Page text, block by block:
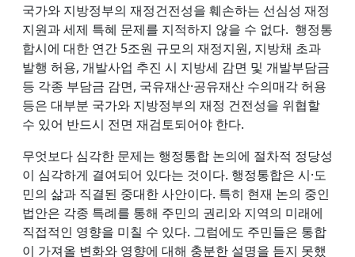
국가와 지방정부의 재정건전성을 훼손하는 선심성 재정
지원과 세제 특혜 문제를 지적하지 않을 수 없다. 행정통
합시에 대한 연간 5조원 규모의 재정지원, 지방채 초과
발행 허용, 개발사업 추진 시 지방세 감면 및 개발부담금
등 각종 부담금 감면, 국유재산·공유재산 수의매각 허용
등은 대부분 국가와 지방정부의 재정 건전성을 위협할
수 있어 반드시 전면 재검토되어야 한다.
무엇보다 심각한 문제는 행정통합 논의에 절차적 정당성
이 심각하게 결여되어 있다는 것이다. 행정통합은 시·도
민의 삶과 직결된 중대한 사안이다. 특히 현재 논의 중인
법안은 각종 특례를 통해 주민의 권리와 지역의 미래에
직접적인 영향을 미칠 수 있다. 그럼에도 주민들은 통합
이 가져올 변화와 영향에 대해 충분한 설명을 듣지 못했